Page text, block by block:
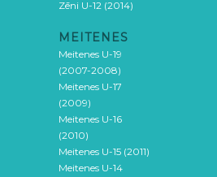
Zēni U-12 (2014)
MEITENES
Meitenes U-19
(2007-2008)
Meitenes U-17
(2009)
Meitenes U-16
(2010)
Meitenes U-15 (2011)
Meitenes U-14